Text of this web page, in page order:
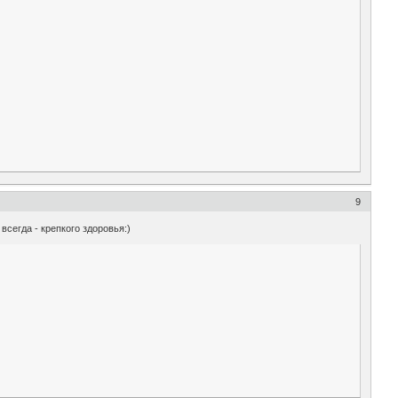
9
- крепкого здоровья:)